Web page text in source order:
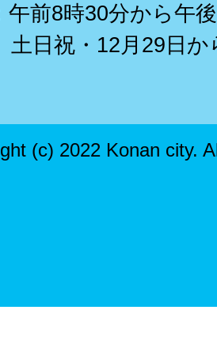
午前8時30分から午
土日祝・12月29日
(c) 2022 Konan city.